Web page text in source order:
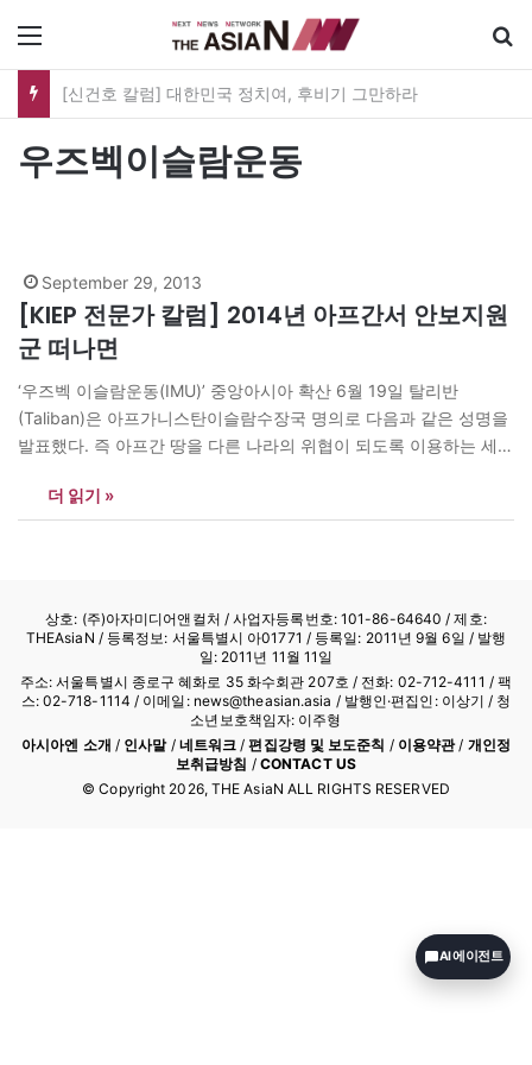
[신건호 칼럼] 대한민국 정치여, 후비기 그만하라
우즈벡이슬람운동
September 29, 2013
[KIEP 전문가 칼럼] 2014년 아프간서 안보지원
군 떠나면
‘우즈벡 이슬람운동(IMU)’ 중앙아시아 확산 6월 19일 탈리반
(Taliban)은 아프가니스탄이슬람수장국 명의로 다음과 같은 성명을
발표했다. 즉 아프간 땅을 다른 나라의 위협이 되도록 이용하는 세력
‘포스트 2014’라는?사건이 놓여 있다. 2014년 아프가니스탄에서 국
제안보지원군(ISAF)이 철수하게 되는 그 사건 말이다. 탈리반의 성
더 읽기 »
상호: (주)아자미디어앤컬처 /사업자등록번호: 101-86-64640 / 제호:
THEAsiaN / 등록정보: 서울특별시 아01771 / 등록일: 2011년 9월 6일 / 발행
일: 2011년 11월 11일
주소: 서울특별시 종로구 혜화로 35 화수회관 207호 / 전화: 02-712-4111 / 팩
스: 02-718-1114 / 이메일: news@theasian.asia / 발행인·편집인: 이상기 / 청
소년보호책임자: 이주형
아시아엔 소개 / 인사말/ 네트워크 /편집강령 및 보도준칙 / 이용약관/ 개인정
보취급방침 / CONTACT US
© Copyright 2026, THE AsiaN ALL RIGHTS RESERVED
AI 에이전트